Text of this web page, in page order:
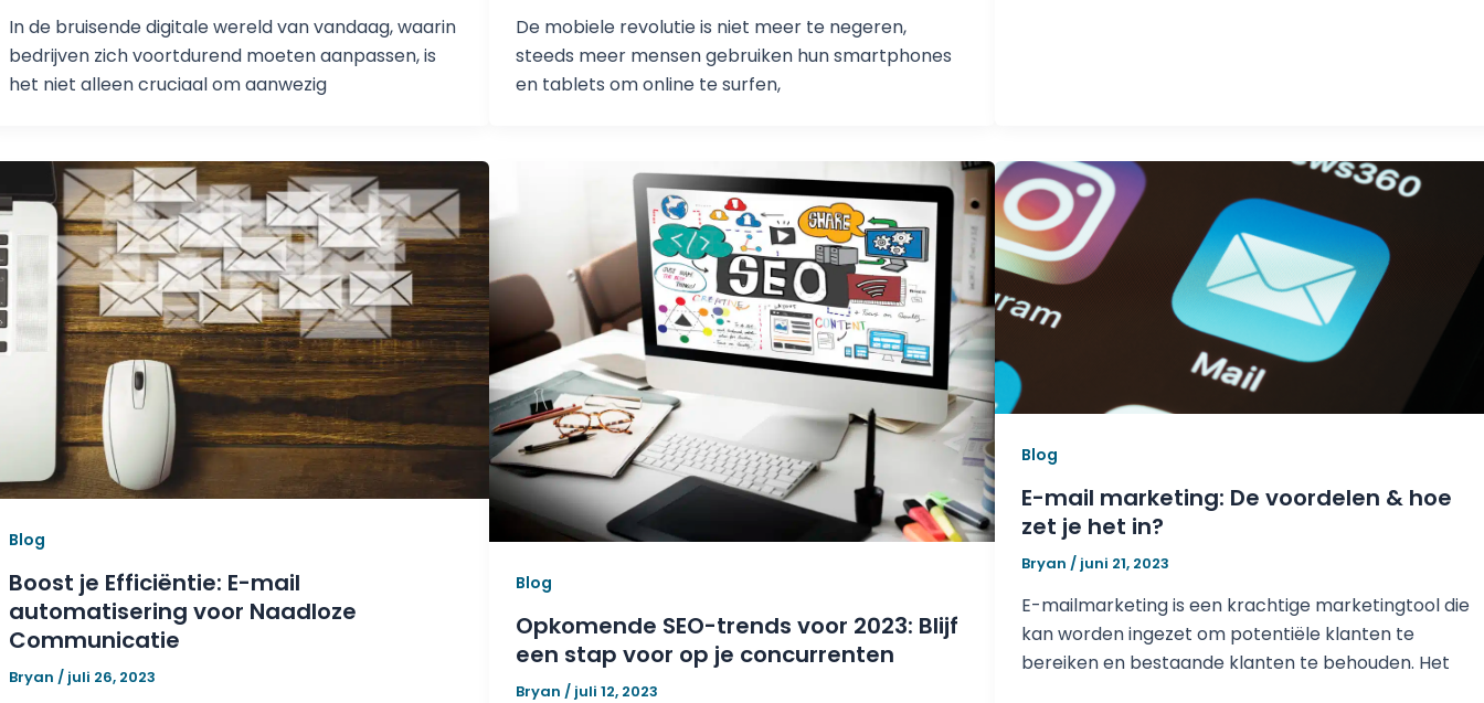
In de bruisende digitale wereld van vandaag, waarin
bedrijven zich voortdurend moeten aanpassen, is
het niet alleen cruciaal om aanwezig
De mobiele revolutie is niet meer te negeren,
steeds meer mensen gebruiken hun smartphones
en tablets om online te surfen,
Blog
Boost je Efficiëntie: E-mail
automatisering voor Naadloze
Communicatie
Bryan / juli 26, 2023
Blog
Opkomende SEO-trends voor 2023: Blijf
een stap voor op je concurrenten
Bryan / juli 12, 2023
Blog
E-mail marketing: De voordelen & hoe
zet je het in?
Bryan/ juni 21, 2023
E-mailmarketing is een krachtige marketingtool die
kan worden ingezet om potentiële klanten te
bereiken en bestaande klanten te behouden. Het